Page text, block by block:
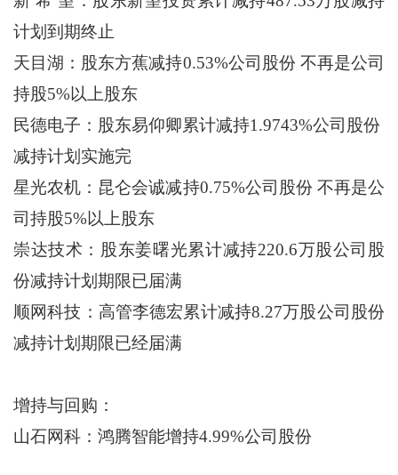
计划到期终止
天目湖：股东方蕉减持0.53%公司股份 不再是公司
持股5%以上股东
民德电子：股东易仰卿累计减持1.9743%公司股份
减持计划实施完
星光农机：昆仑会诚减持0.75%公司股份 不再是公
司持股5%以上股东
崇达技术：股东姜曙光累计减持220.6万股公司股
份减持计划期限已届满
顺网科技：高管李德宏累计减持8.27万股公司股份
减持计划期限已经届满
增持与回购：
山石网科：鸿腾智能增持4.99%公司股份